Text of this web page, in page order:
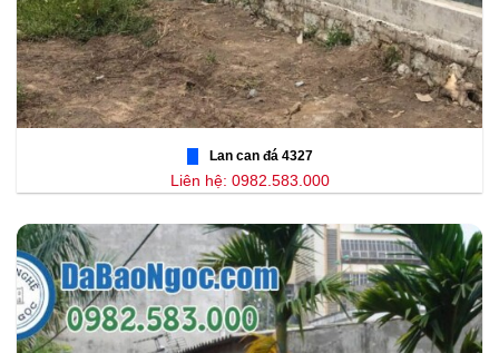
Lan can đá 4327
Liên hệ: 0982.583.000